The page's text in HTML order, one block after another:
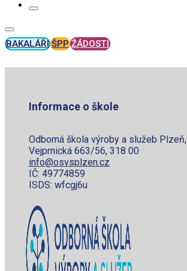
BAKALÁŘI ŠPP ŽÁDOSTI
Informace o škole
Odborná škola výroby a služeb Plzeň,
Vejprnická 663/56, 318 00
info@osvsplzen.cz
IČ: 49774859
ISDS: wfcgj6u